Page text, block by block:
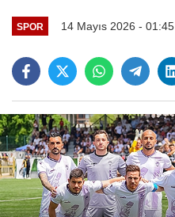
SPOR 14 Mayıs 2026 - 01:45